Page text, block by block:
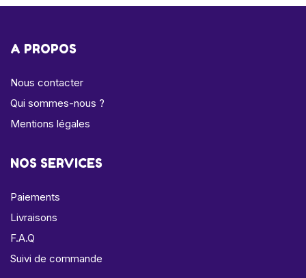
A PROPOS
Nous contacter
Qui sommes-nous ?
Mentions légales
NOS SERVICES
Paiements
Livraisons
F.A.Q
Suivi de commande